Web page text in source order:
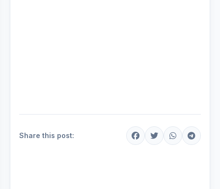
Share this post: